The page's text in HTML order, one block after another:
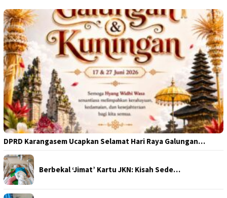
DPRD Karangasem Ucapkan Selamat Hari Raya Galungan…
Berbekal ‘Jimat’ Kartu JKN: Kisah Sede…